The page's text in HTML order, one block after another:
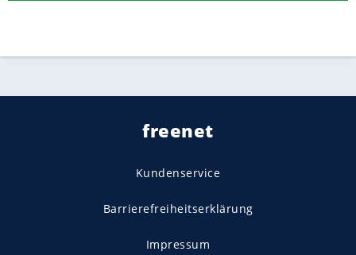
freenet
Kundenservice
Barrierefreiheitserklärung
Impressum